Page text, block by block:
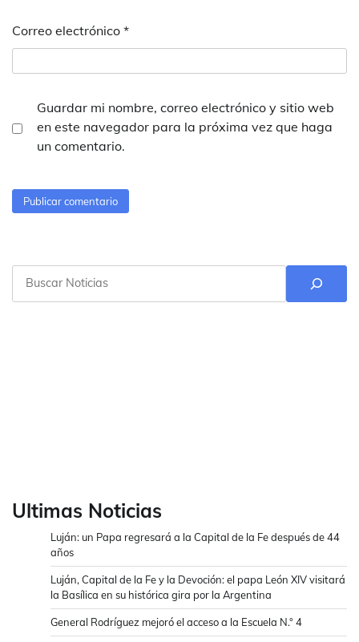
Correo electrónico *
Guardar mi nombre, correo electrónico y sitio web
en este navegador para la próxima vez que haga
un comentario.
Ultimas Noticias
Luján: un Papa regresará a la Capital de la Fe después de 44
años
Luján, Capital de la Fe y la Devoción: el papa León XIV visitará
la Basílica en su histórica gira por la Argentina
General Rodríguez mejoró el acceso a la Escuela N.° 4